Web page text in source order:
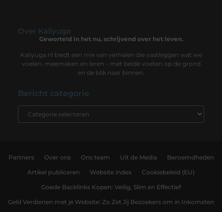
Over Kaliyuga
Geworteld in het nu, schrijvend over het leven.
Kaliyuga.nl biedt een mix van verhalen die vastleggen wat we
voelen, meemaken en leren – met beide voeten op de grond
en de blik naar binnen.
Bericht categorie
Partners Over ons Ons team Uit de Media Beroemdheden
Artikel publiceren Website index Cookiebeleid (EU)
Goede Backlinks Kopen: Veilig, Slim en Effectief
Geld Verdienen met je Website: Zo Zet Jij Bezoekers om in Inkomsten